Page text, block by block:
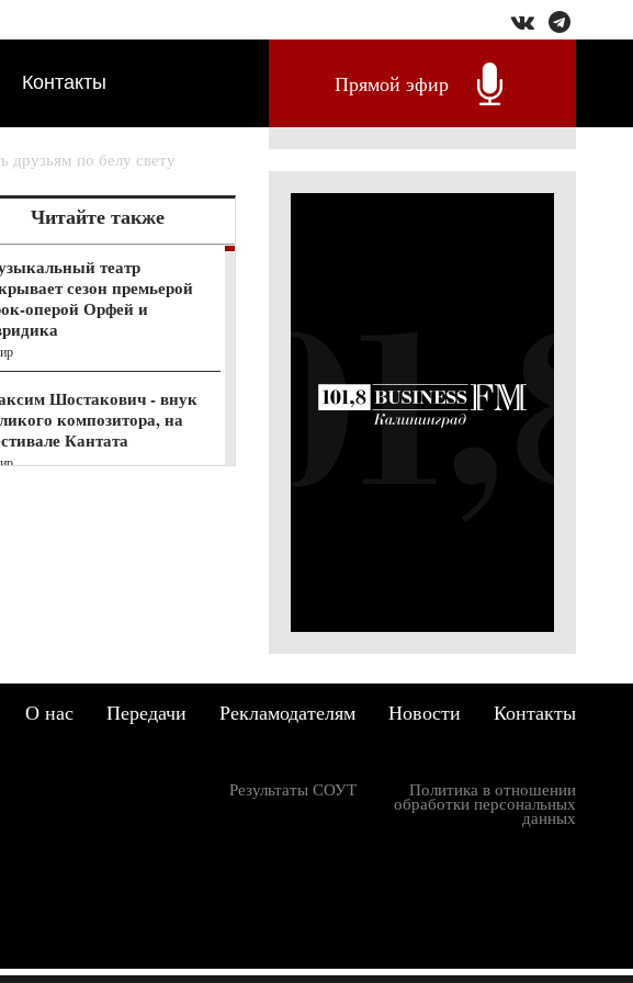
Контакты Прямой эфир
друзьям по белу свету
Читайте также
театр
сезон премьерой
оперой Орфей и
Шостакович - внук
композитора, на
Кантата
артиста
О нас Передачи Рекламодателям Новости Контакты
Политика в отношении
обработки персональных
данных
Результаты СОУТ